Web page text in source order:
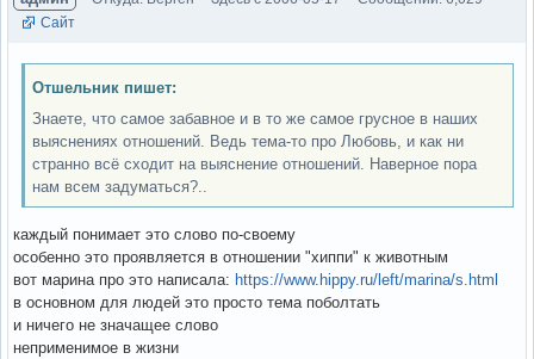
Сайт
Отшельник пишет:
Знаете, что самое забавное и в то же самое грусное в наших
выяснениях отношений. Ведь тема-то про Любовь, и как ни
странно всё сходит на выяснение отношений. Наверное пора
нам всем задуматься?..
каждый понимает это слово по-своему
особенно это проявляется в отношении "хиппи" к животным
вот марина про это написала: https://www.hippy.ru/left/marina/s.html
в основном для людей это просто тема поболтать
и ничего не значащее слово
неприменимое в жизни